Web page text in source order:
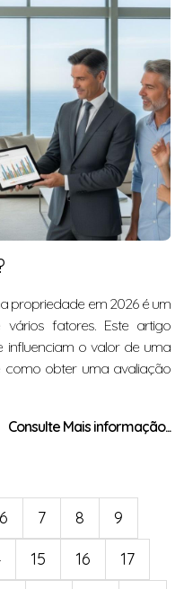
propriedade em 2026 é um
fatores. Este artigo
influenciam o valor de uma
obter uma avaliação
Consulte Mais informação...
6 7 8
9
15 16
17